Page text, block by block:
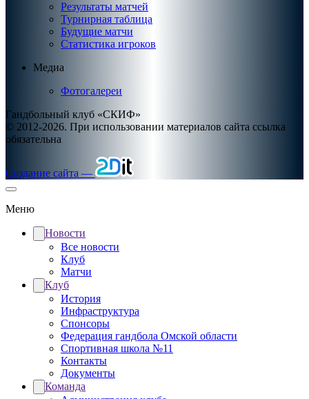
Результаты матчей
Турнирная таблица
Будущие матчи
Статистика игроков
Медиа
Фотогалереи
Гандбольный клуб «СКИФ»
© 2012-2026. При использовании материалов сайта ссылка
обязательна
Создание сайта —
Меню
Новости
Все новости
Клуб
Матчи
Клуб
История
Инфраструктура
Спонсоры
Федерация гандбола Омской области
Спортивная школа №11
Контакты
Документы
Команда